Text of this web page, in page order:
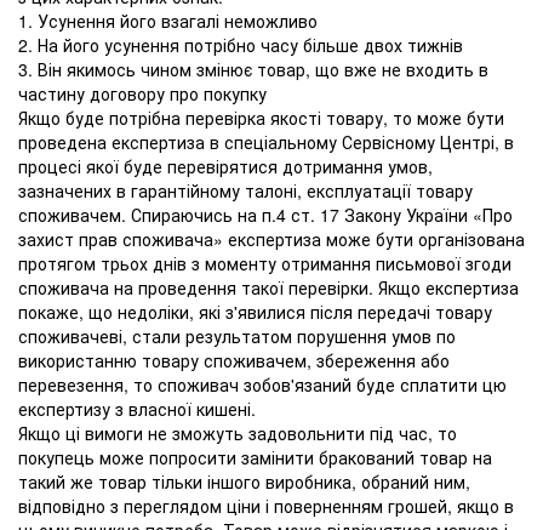
1. Усунення його взагалі неможливо
2. На його усунення потрібно часу більше двох тижнів
3. Він якимось чином змінює товар, що вже не входить в
частину договору про покупку
Якщо буде потрібна перевірка якості товару, то може бути
проведена експертиза в спеціальному Сервісному Центрі, в
процесі якої буде перевірятися дотримання умов,
зазначених в гарантійному талоні, експлуатації товару
споживачем. Спираючись на п.4 ст. 17 Закону України «Про
захист прав споживача» експертиза може бути організована
протягом трьох днів з моменту отримання письмової згоди
споживача на проведення такої перевірки. Якщо експертиза
покаже, що недоліки, які з'явилися після передачі товару
споживачеві, стали результатом порушення умов по
використанню товару споживачем, збереження або
перевезення, то споживач зобов'язаний буде сплатити цю
експертизу з власної кишені.
Якщо ці вимоги не зможуть задовольнити під час, то
покупець може попросити замінити бракований товар на
такий же товар тільки іншого виробника, обраний ним,
відповідно з переглядом ціни і поверненням грошей, якщо в